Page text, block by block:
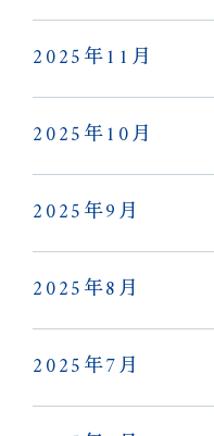
2025年11月
2025年10月
2025年9月
2025年8月
2025年7月